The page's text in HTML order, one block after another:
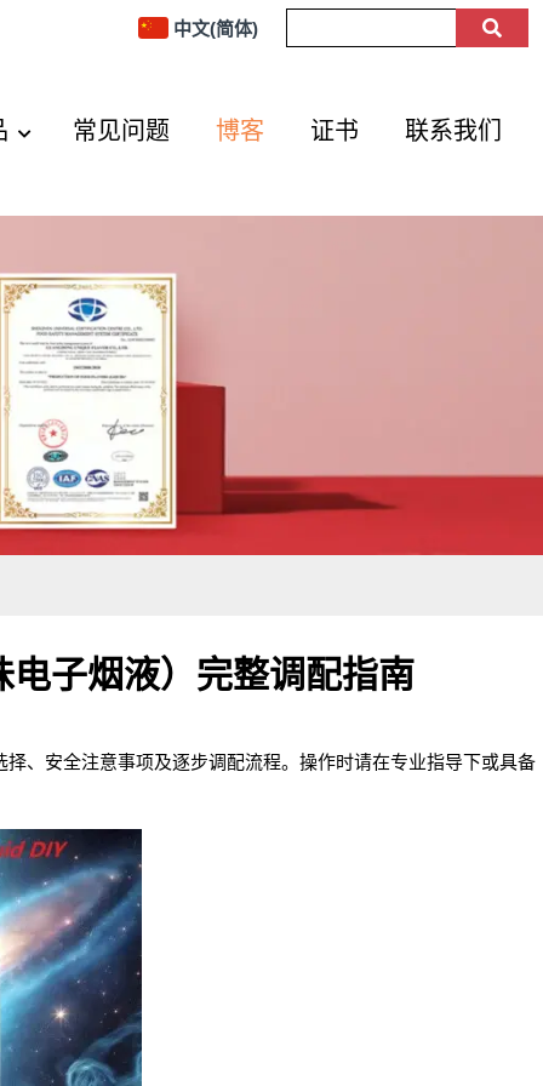
中文(简体)
常见问题 博客 证书 联系我们
子烟液）完整调配指南
、安全注意事项及逐步调配流程。操作时请在专业指导下或具备